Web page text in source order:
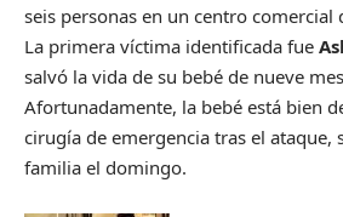
seis personas en un centro comercial
La primera víctima identificada fue
salvó la vida de su bebé de nueve
Afortunadamente, la bebé está bien
cirugía de emergencia tras el ataque,
familia el domingo.